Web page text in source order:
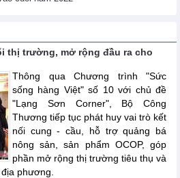
thị trường, mở rộng đầu ra cho
Thông qua Chương trình "Sức
sống hàng Việt" số 10 với chủ đề
"Lạng Sơn Corner", Bộ Công
Thương tiếp tục phát huy vai trò kết
nối cung - cầu, hỗ trợ quảng bá
nông sản, sản phẩm OCOP, góp
phần mở rộng thị trường tiêu thụ và
phương.